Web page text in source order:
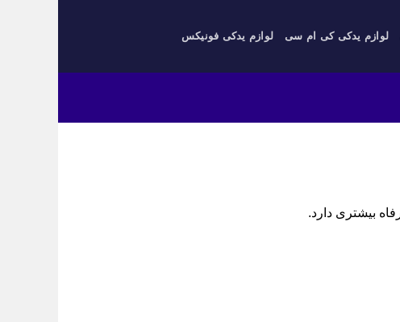
لوازم یدکی کی ام سی لوازم یدکی فونیکس